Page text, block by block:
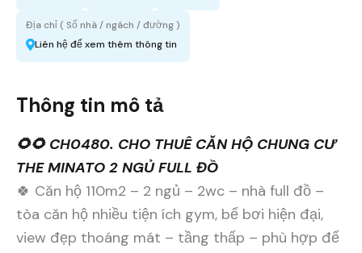
Địa chỉ ( Số nhà / ngách / đường )
Liên hệ để xem thêm thông tin
Thông tin mô tả
🌻🌻 CH0480. CHO THUÊ CĂN HỘ CHUNG CƯ
THE MINATO 2 NGỦ FULL ĐỒ
🍀 Căn hộ 110m2 – 2 ngủ – 2wc – nhà full đồ –
tòa căn hộ nhiều tiện ích gym, bể bơi hiện đại,
view đẹp thoáng mát – tầng thấp – phù hợp để